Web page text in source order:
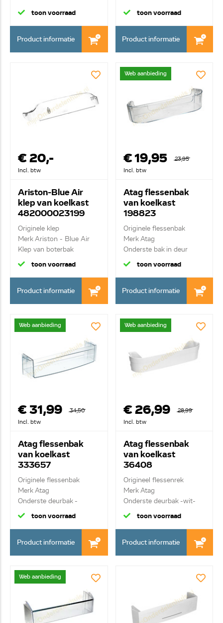
toon voorraad
Product informatie
toon voorraad
Product informatie
€ 20,-
Incl. btw
Ariston-Blue Air
klep van koelkast
482000023199
C00283235
Originele klep
Merk Ariston - Blue Air
Klep van boterbak
toon voorraad
Product informatie
Web aanbieding
€ 19,95
23,95
Incl. btw
Atag flessenbak
van koelkast
198823
Originele flessenbak
Merk Atag
Onderste bak in deur
toon voorraad
Product informatie
Web aanbieding
€ 31,99
34,50
Incl. btw
Atag flessenbak
van koelkast
333657
Originele flessenbak
Merk Atag
Onderste deurbak -
transpa...
toon voorraad
Product informatie
Web aanbieding
€ 26,99
28,99
Incl. btw
Atag flessenbak
van koelkast
36408
Origineel flessenrek
Merk Atag
Onderste deurbak -wit-
toon voorraad
Product informatie
Web aanbieding